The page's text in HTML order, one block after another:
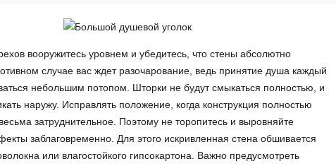
вооружитесь уровнем и убедитесь, что стены абсолютно
случае вас ждет разочарование, ведь принятие душа каждый
небольшим потопом. Шторки не будут смыкаться полностью, и
наружу. Исправлять положение, когда конструкция полностью
затруднительное. Поэтому не торопитесь и выровняйте
заблаговременно. Для этого искривленная стена обшивается
или влагостойкого гипсокартона. Важно предусмотреть